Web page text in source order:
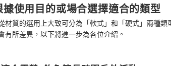
據使用目的或場合選擇適合的類型
材質的選用上大致可分為「軟式」和「硬式」兩種
有所差異，以下將進一步為各位介紹。